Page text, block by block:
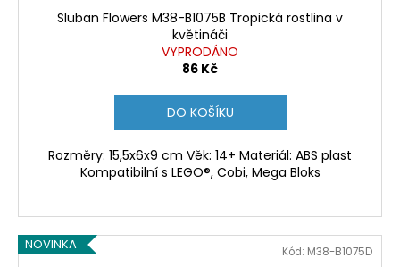
Sluban Flowers M38-B1075B Tropická rostlina v
květináči
VYPRODÁNO
86 Kč
DO KOŠÍKU
Rozměry: 15,5x6x9 cm Věk: 14+ Materiál: ABS plast
Kompatibilní s LEGO®, Cobi, Mega Bloks
NOVINKA Kód: M38-B1075D